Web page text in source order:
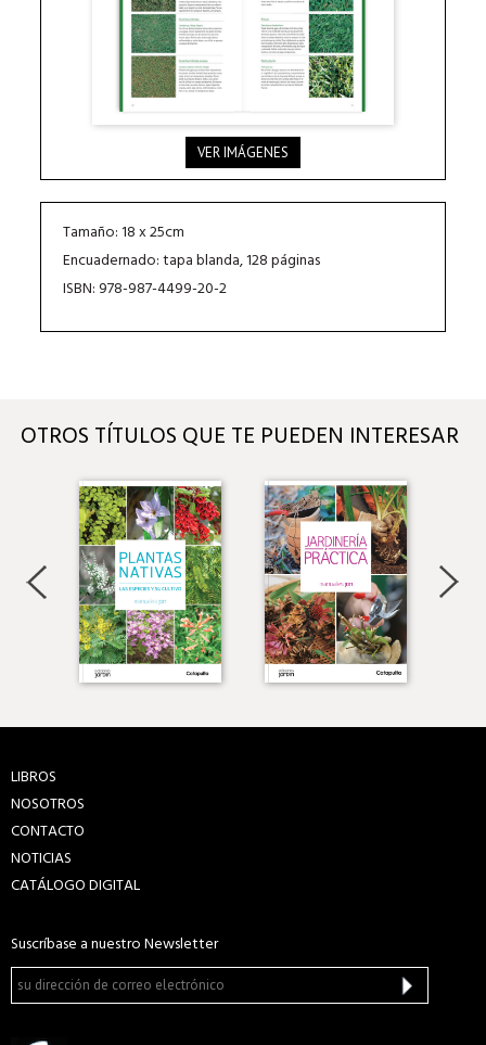
VER IMÁGENES
Tamaño: 18 x 25cm
Encuadernado: tapa blanda, 128 páginas
ISBN: 978-987-4499-20-2
OTROS TÍTULOS QUE TE PUEDEN INTERESAR
LIBROS
NOSOTROS
CONTACTO
NOTICIAS
CATÁLOGO DIGITAL
Suscríbase a nuestro Newsletter